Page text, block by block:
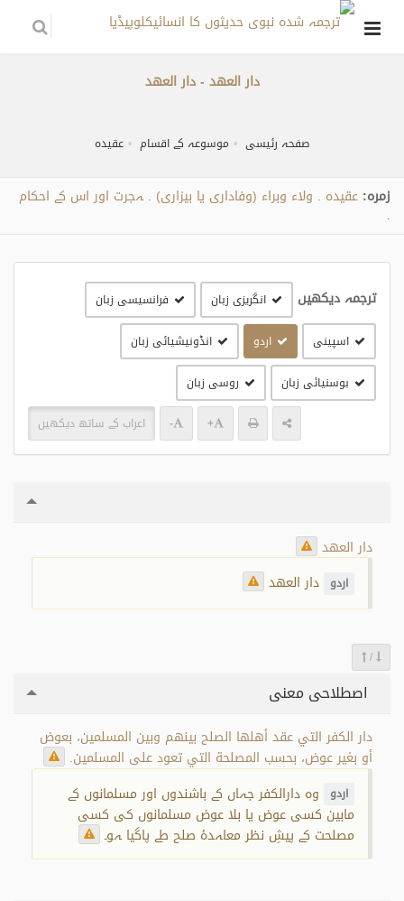
دار العھد - دار العهد
صفحہ رئیسی موسوعہ کے اقسام عقیدہ
زمره: عقیدہ ولاء وبراء (وفاداری یا بیزاری) ہجرت اور اس کے احکام
ترجمہ دیکھیں انگریزی زبان فرانسیسی زبان
اسپینی اردو انڈونیشیائی زبان
بوسنیائی زبان روسی زبان
+
- اعراب کے ساتھ دیکھیں
دار العهد
اردو دار العھد
/
اصطلاحی معنی
دار الكفر التي عقد أهلها الصلح بينهم وبين المسلمين، بعوض
أو بغير عوض، بحسب المصلحة التي تعود على المسلمين.
اردو
وہ دارالکفر جہاں کے باشندوں اور مسلمانوں کے
مابین کسی عوض یا بلا عوض مسلمانوں کی کسی
مصلحت کے پیشِ نظر معاہدۂ صلح طے پاگیا ہو۔